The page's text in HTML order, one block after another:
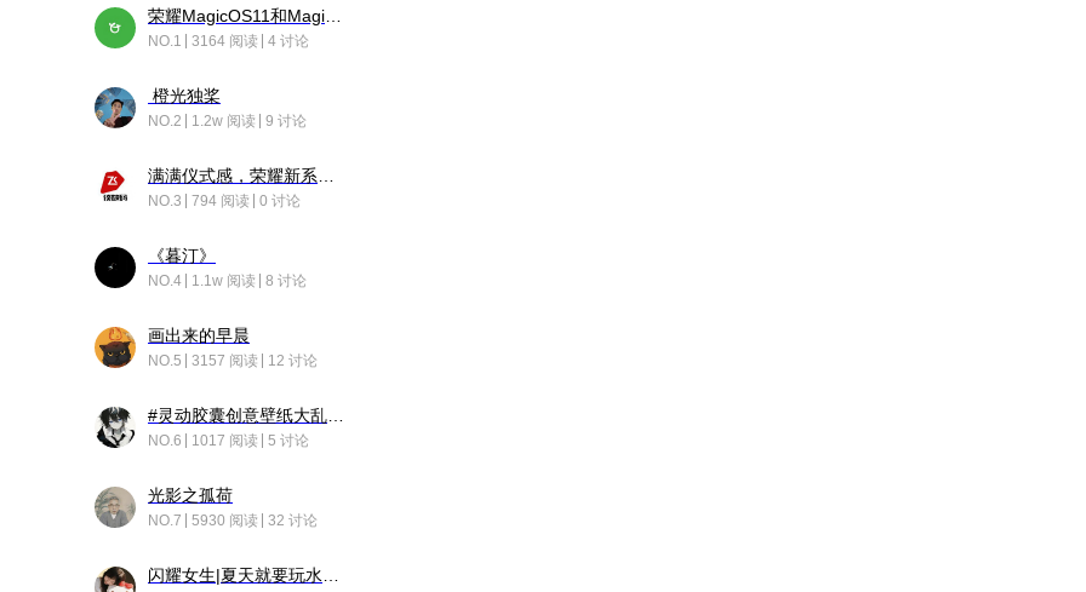
NO.1 3164 阅读 4 讨论
橙光独桨
NO.2 1.2w 阅读 9 讨论
NO.3 794 阅读 0 讨论
《暮汀》
NO.4 1.1w 阅读 8 讨论
画出来的早晨
NO.5 3157 阅读 12 讨论
NO.6 1017 阅读 5 讨论
光影之孤荷
NO.7 5930 阅读 32 讨论